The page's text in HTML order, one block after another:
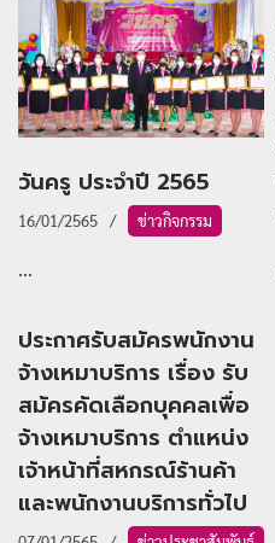
วันครู ประจำปี 2565
16/01/2565 ข่าวกิจกรรม
...
ประกาศรับสมัครพนักงาน
จ้างเหมาบริการ เรื่อง รับ
สมัครคัดเลือกบุคคลเพื่อ
จ้างเหมาบริการ ตำแหน่ง
เจ้าหน้าที่สหกรณ์ร้านค้า
และพนักงานบริการทั่วไป